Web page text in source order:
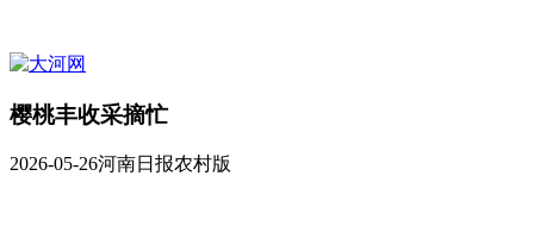
樱桃丰收采摘忙
2026-05-26河南日报农村版